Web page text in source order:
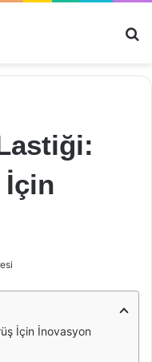
İçin
İçin İnovasyon